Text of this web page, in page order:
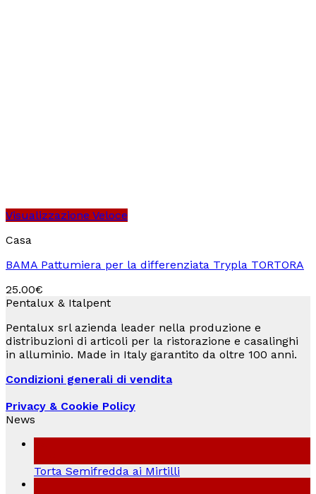
Visualizzazione Veloce
Casa
BAMA Pattumiera per la differenziata Trypla TORTORA
25.00€
Pentalux & Italpent
Pentalux srl azienda leader nella produzione e
distribuzioni di articoli per la ristorazione e casalinghi
in alluminio. Made in Italy garantito da oltre 100 anni.
Condizioni generali di vendita
Privacy & Cookie Policy
News
Torta Semifredda ai Mirtilli